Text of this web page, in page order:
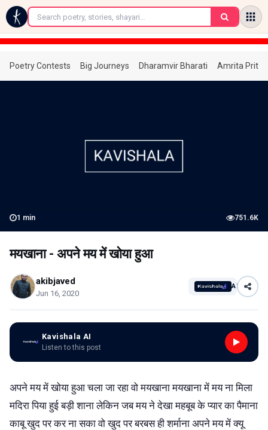
←
Poetry Contests Big Journeys Dharamvir Bharati Amrita
1 min 751.6K
मयखाना - अपने मय में खोया हुआ
akibjaved
Jun 16, 2020
AI
Kavishala AI
Listen to this post
अपने मय में खोया हुआ चला जा रहा वो मयखाना मयखाना में मय ना मिला
मदिरा पिया हुई बड़ी शाना लेकिन जब मय ने देखा महबूब के प्यार का पैमाना
काबू खुद पर कर ना सका वो खुद पर बरबस ही शर्माना अपने मय में क्यू